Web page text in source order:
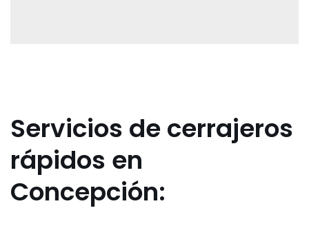
Servicios de cerrajeros
rápidos en
Concepción: